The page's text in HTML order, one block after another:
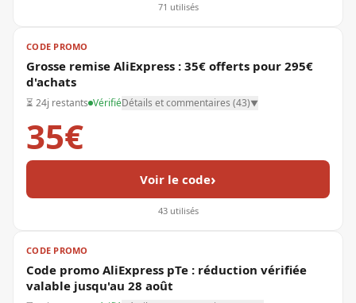
71 utilisés
35€
CODE PROMO
Grosse remise AliExpress : 35€ offerts pour 295€
d'achats
⏳ 24j restants VérifiéDétails et commentaires (43)▼
Voir le code›
43utilisés
CODE PROMO
Code promo AliExpress pTe : réduction vérifiée
valable jusqu'au 28 août